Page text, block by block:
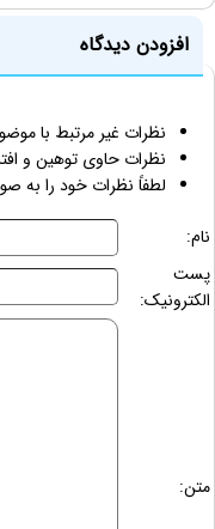
افزودن دیدگاه
نظرات غیر مرتبط با
نظرات حاوی توهین و
لطفاً نظرات خود را به
نام:
پست
الکترونیک:
متن: